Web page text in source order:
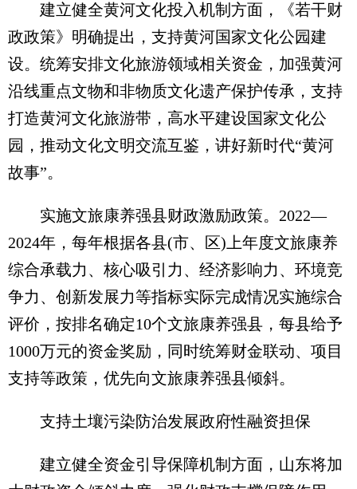
建立健全黄河文化投入机制方面，《若干财
政政策》明确提出，支持黄河国家文化公园建
设。统筹安排文化旅游领域相关资金，加强黄河
沿线重点文物和非物质文化遗产保护传承，支持
打造黄河文化旅游带，高水平建设国家文化公
园，推动文化文明交流互鉴，讲好新时代“黄河
故事”。
实施文旅康养强县财政激励政策。2022—
2024年，每年根据各县(市、区)上年度文旅康养
综合承载力、核心吸引力、经济影响力、环境竞
争力、创新发展力等指标实际完成情况实施综合
评价，按排名确定10个文旅康养强县，每县给予
1000万元的资金奖励，同时统筹财金联动、项目
支持等政策，优先向文旅康养强县倾斜。
支持土壤污染防治发展政府性融资担保
建立健全资金引导保障机制方面，山东将加